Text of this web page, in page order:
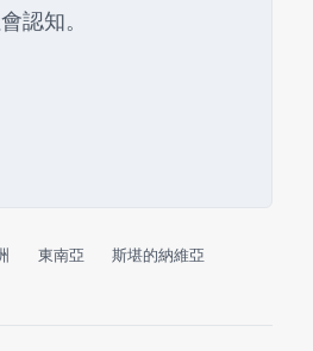
認知。
東南亞
斯堪的納維亞